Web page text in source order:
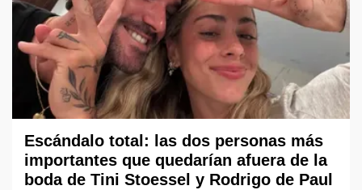
Escándalo total: las dos personas más
importantes que quedarían afuera de la
boda de Tini Stoessel y Rodrigo de Paul